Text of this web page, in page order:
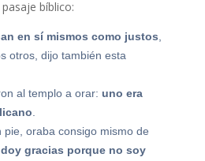
bíblico:
en sí mismos como justos
otros, dijo también esta
al templo a orar: uno era
pie, oraba consigo mismo de
gracias porque no soy